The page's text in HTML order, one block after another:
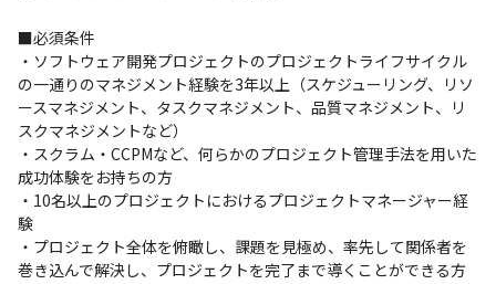
・プランナー
・サーバーサイドエンジニア
・Android/iOSエンジニア
・デザイナー
・データアナリスト
■開発体制
開発テーマごとに、3つのユニットを形成し、複数のプロジェクト
を担当します。
・顧客体験のアップデートを追求するチーム
・ビジネスKPIの改善を追求するチーム
■必須条件
・ソフトウェア開発プロジェクトのプロジェクトライフサイクル
の一通りのマネジメント経験を3年以上（スケジューリング、リソ
ースマネジメント、タスクマネジメント、品質マネジメント、リ
スクマネジメントなど）
・スクラム・CCPMなど、何らかのプロジェクト管理手法を用いた
成功体験をお持ちの方
・10名以上のプロジェクトにおけるプロジェクトマネージャー経
験
・プロジェクト全体を俯瞰し、課題を見極め、率先して関係者を
巻き込んで解決し、プロジェクトを完了まで導くことができる方